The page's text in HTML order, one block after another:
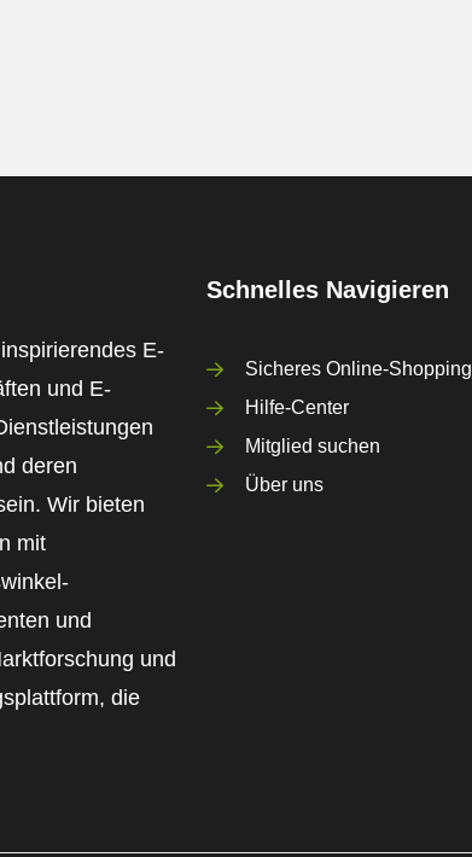
E-
und E-
deren
Wir bieten
mit
und
und
die
Schnelles Navigieren
Sicheres Online-Shopping
Hilfe-Center
Mitglied suchen
Über uns